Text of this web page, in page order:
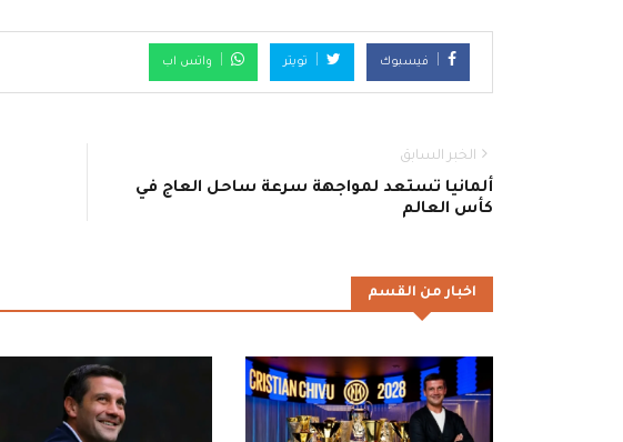
فيسبوك تويتر واتس اب
الخبر السابق
ألمانيا تستعد لمواجهة سرعة ساحل العاج في
كأس العالم
اخبار من القسم